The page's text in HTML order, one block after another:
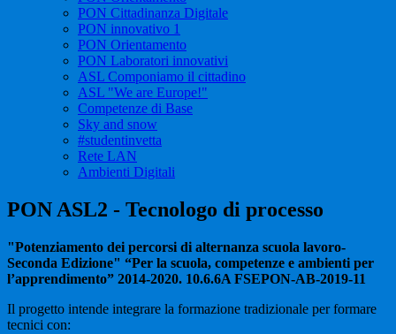
PON Cittadinanza Digitale
PON innovativo 1
PON Orientamento
PON Laboratori innovativi
ASL Componiamo il cittadino
ASL "We are Europe!"
Competenze di Base
Sky and snow
#studentinvetta
Rete LAN
Ambienti Digitali
PON ASL2 - Tecnologo di processo
"Potenziamento dei percorsi di alternanza scuola lavoro-
Seconda Edizione" “Per la scuola, competenze e ambienti per
l’apprendimento” 2014-2020. 10.6.6A FSEPON-AB-2019-11
Il progetto intende integrare la formazione tradizionale per formare
tecnici con: